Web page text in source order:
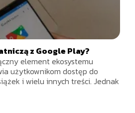
z Google Play?
element ekosystemu
użytkownikom dostęp do
i wielu innych treści. Jednak